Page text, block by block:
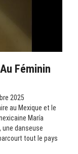
Féminin
2025
au Mexique et le
María
une danseuse
tout le pays